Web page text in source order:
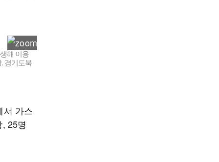
해 이용
경기도북
서 가스
25명